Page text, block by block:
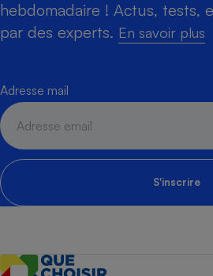
hebdomadaire ! Actus, tests,
par des experts. En savoir plus
Adresse mail
S'inscrire